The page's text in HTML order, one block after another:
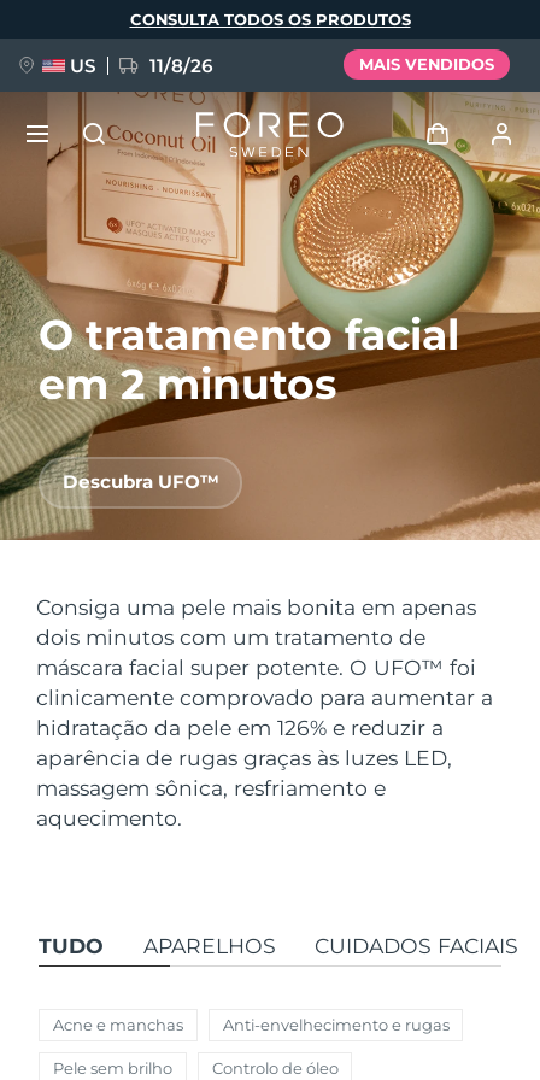
principal
O tratamento facial
em 2 minutos
Descubra UFO™
Consiga uma pele mais bonita em apenas
dois minutos com um tratamento de
máscara facial super potente. O UFO™ foi
clinicamente comprovado para aumentar a
hidratação da pele em 126% e reduzir a
aparência de rugas graças às luzes LED,
massagem sônica, resfriamento e
aquecimento.
TUDO APARELHOS CUIDADOS FACIAIS
Acne e manchas Anti-envelhecimento e rugas
Pele sem brilho Controlo de óleo
CONSULTA TODOS OS PRODUTOS
US 11/8/26 MAIS VENDIDOS
Entrar
Perfil de usuário
Meus aparelhos
As minhas subscrições
NOVIDADE
FAQ™ Pure Beauty-Tech Elixir
BREAKING NEWS
issa™ Teeth Whitening Set
FAQ™ Dual LED Panel
POPULAR
Idioma
English Deutsch
Español
Français
Italiano
Português
Polski
Svenska
Türkçe
简体中文
País de envio
Estados Unidos Entrega prevista 11/8/26
Reino Unido Entrega prevista 10/8/26
Espanha Entrega prevista10/8/26
Austrália Entrega prevista
Canadá Entrega prevista14/8/26
Austrália Entrega prevista